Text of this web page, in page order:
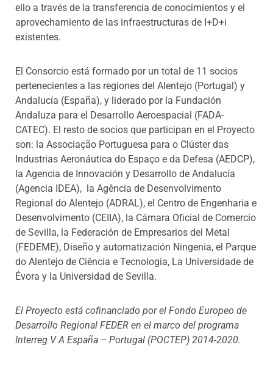
ello a través de la transferencia de conocimientos y el
aprovechamiento de las infraestructuras de I+D+i
existentes.
El Consorcio está formado por un total de 11 socios
pertenecientes a las regiones del Alentejo (Portugal) y
Andalucía (España), y liderado por la Fundación
Andaluza para el Desarrollo Aeroespacial (FADA-
CATEC). El resto de socios que participan en el Proyecto
son: la Associação Portuguesa para o Clúster das
Industrias Aeronáutica do Espaço e da Defesa (AEDCP),
la Agencia de Innovación y Desarrollo de Andalucía
(Agencia IDEA), la Agência de Desenvolvimento
Regional do Alentejo (ADRAL), el Centro de Engenharia e
Desenvolvimento (CEIIA), la Cámara Oficial de Comercio
de Sevilla, la Federación de Empresarios del Metal
(FEDEME), Diseño y automatización Ningenia, el Parque
do Alentejo de Ciência e Tecnologia, La Universidade de
Évora y la Universidad de Sevilla.
El Proyecto está cofinanciado por el Fondo Europeo de
Desarrollo Regional FEDER en el marco del programa
Interreg V A España – Portugal (POCTEP) 2014-2020.